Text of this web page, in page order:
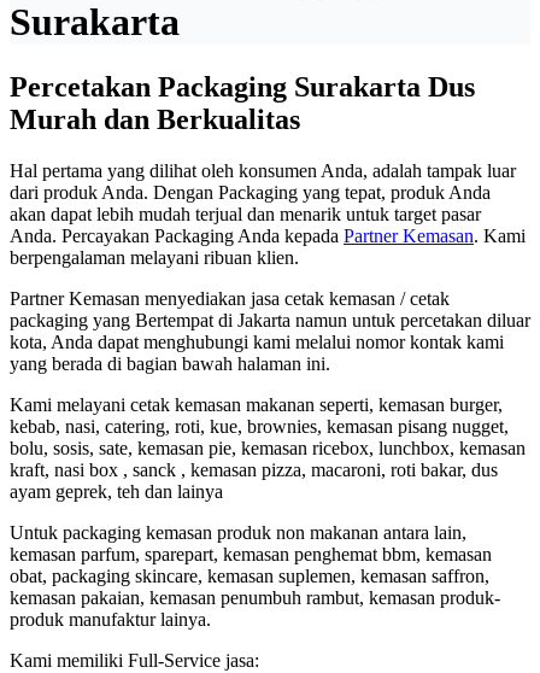
Surakarta
Percetakan Packaging Surakarta Dus
Murah dan Berkualitas
Hal pertama yang dilihat oleh konsumen Anda, adalah tampak luar
dari produk Anda. Dengan Packaging yang tepat, produk Anda
akan dapat lebih mudah terjual dan menarik untuk target pasar
Anda. Percayakan Packaging Anda kepada Partner Kemasan. Kami
berpengalaman melayani ribuan klien.
Partner Kemasan menyediakan jasa cetak kemasan / cetak
packaging yang Bertempat di Jakarta namun untuk percetakan diluar
kota, Anda dapat menghubungi kami melalui nomor kontak kami
yang berada di bagian bawah halaman ini.
Kami melayani cetak kemasan makanan seperti, kemasan burger,
kebab, nasi, catering, roti, kue, brownies, kemasan pisang nugget,
bolu, sosis, sate, kemasan pie, kemasan ricebox, lunchbox, kemasan
kraft, nasi box , sanck , kemasan pizza, macaroni, roti bakar, dus
ayam geprek, teh dan lainya
Untuk packaging kemasan produk non makanan antara lain,
kemasan parfum, sparepart, kemasan penghemat bbm, kemasan
obat, packaging skincare, kemasan suplemen, kemasan saffron,
kemasan pakaian, kemasan penumbuh rambut, kemasan produk-
produk manufaktur lainya.
Kami memiliki Full-Service jasa: